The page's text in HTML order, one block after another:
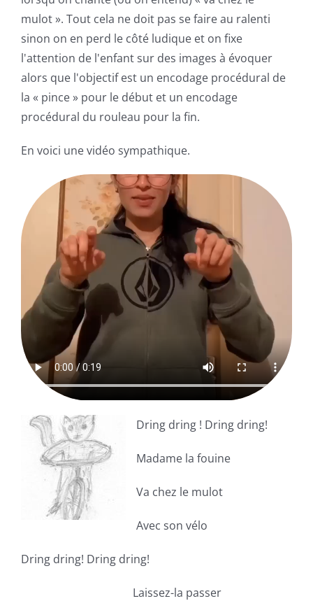
mulot ». Tout cela ne doit pas se faire au ralenti
sinon on en perd le côté ludique et on fixe
l'attention de l'enfant sur des images à évoquer
alors que l'objectif est un encodage procédural de
la « pince » pour le début et un encodage
procédural du rouleau pour la fin.
En voici une vidéo sympathique.
Dring dring ! Dring dring!
Madame la fouine
Va chez le mulot
Avec son vélo
Dring dring! Dring dring!
Laissez-la passer